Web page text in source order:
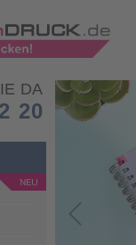
DA
20
Go to